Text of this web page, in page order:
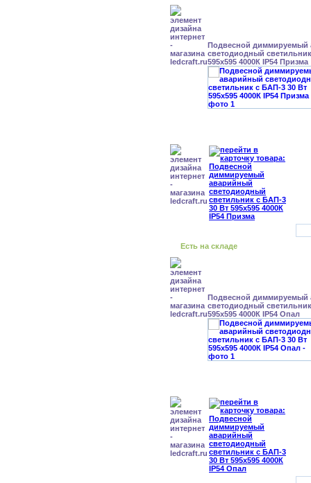
Подвесной диммируемый
светодиодный
595x595 4000К IP54 Призма
Есть на складе
Подвесной диммируемый
светодиодный
595x595 4000К IP54 Опал